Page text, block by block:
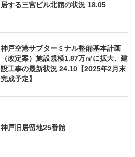
居する三宮ビル北館の状況 18.05
神戸空港サブターミナル整備基本計画
（改定案）施設規模1.87万㎡に拡大、建
設工事の最新状況 24.10【2025年2月末
完成予定】
神戸旧居留地25番館